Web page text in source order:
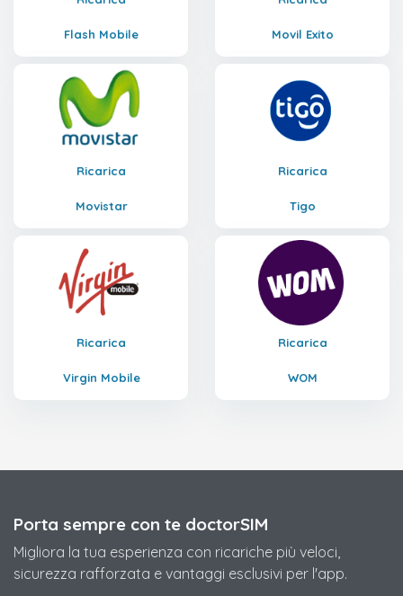
Flash Mobile Movil Exito
Ricarica
Movistar
Ricarica
Tigo
Ricarica
Virgin Mobile
Ricarica
WOM
Porta sempre con te doctorSIM
Migliora la tua esperienza con ricariche più veloci,
sicurezza rafforzata e vantaggi esclusivi per l'app.